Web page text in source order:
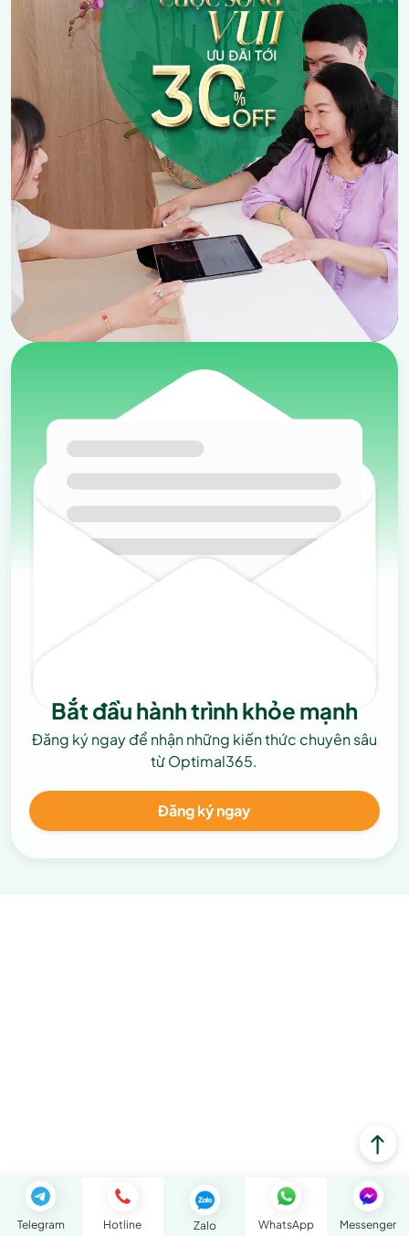
Bắt đầu hành trình khỏe mạnh
Đăng ký ngay để nhận những kiến thức chuyên sâu
từ Optimal365.
Đăng ký ngay
Messenger
WhatsApp
Zalo
Hotline
Telegram